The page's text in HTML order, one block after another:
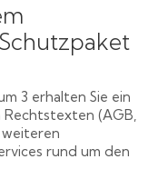
3 erhalten Sie ein
Rechtstexten (AGB,
rund um den